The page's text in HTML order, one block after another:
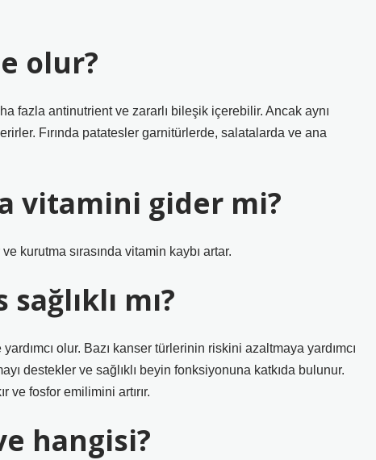
olur?
fazla antinutrient ve zararlı bileşik içerebilir. Ancak aynı
Fırında patatesler garnitürlerde, salatalarda ve ana
vitamini gider mi?
kurutma sırasında vitamin kaybı artar.
mı?
olur. Bazı kanser türlerinin riskini azaltmaya yardımcı
destekler ve sağlıklı beyin fonksiyonuna katkıda bulunur.
ve fosfor emilimini artırır.
hangisi?